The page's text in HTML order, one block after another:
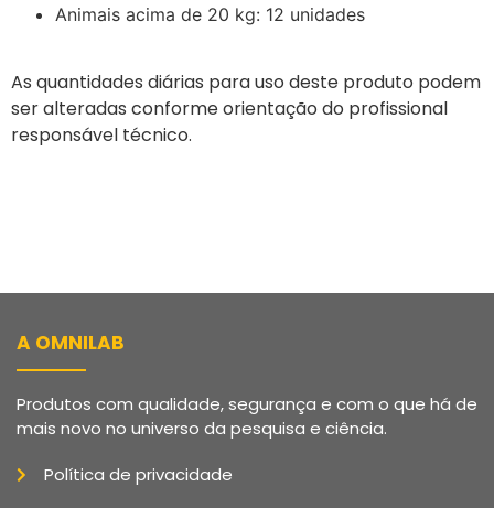
Animais acima de 20 kg: 12 unidades
As quantidades diárias para uso deste produto podem
ser alteradas conforme orientação do profissional
responsável técnico.
A OMNILAB
Produtos com qualidade, segurança e com o que há de
mais novo no universo da pesquisa e ciência.
Política de privacidade